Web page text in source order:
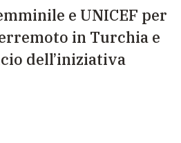
e UNICEF per
in Turchia e
dell’iniziativa